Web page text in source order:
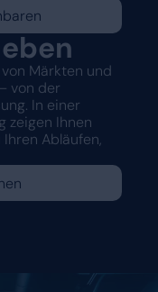
Märkten und
von der
In einer
zeigen Ihnen
Abläufen,